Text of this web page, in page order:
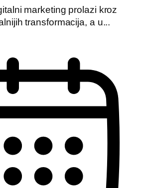
marketing prolazi kroz
transformacija, a u...